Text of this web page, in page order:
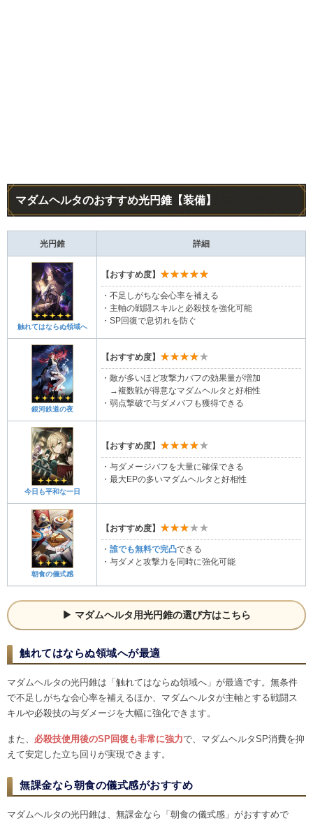
マダムヘルタのおすすめ光円錐【装備】
光円錐 詳細
触れてはならぬ領域へ
【おすすめ度】 ★★★★★
・不足しがちな会心率を補える
・主軸の戦闘スキルと必殺技を強化可能
・SP回復で息切れを防ぐ
銀河鉄道の夜
【おすすめ度】 ★★★★★
・敵が多いほど攻撃力バフの効果量が増加
→複数戦が得意なマダムヘルタと好相性
・弱点撃破で与ダメバフも獲得できる
今日も平和な一日
【おすすめ度】 ★★★★★
・与ダメージバフを大量に確保できる
・最大EPの多いマダムヘルタと好相性
朝食の儀式感
【おすすめ度】 ★★★★★
・ 誰でも無料で完凸できる
・与ダメと攻撃力を同時に強化可能
マダムヘルタ用光円錐の選び方はこちら
触れてはならぬ領域へが最適
マダムヘルタの光円錐は「触れてはならぬ領域へ」が最適です。無条件
で不足しがちな会心率を補えるほか、マダムヘルタが主軸とする戦闘ス
キルや必殺技の与ダメージを大幅に強化できます。
また、 必殺技使用後のSP回復も非常に強力で、マダムヘルタSP消費を抑
えて安定した立ち回りが実現できます。
無課金なら朝食の儀式感がおすすめ
マダムヘルタの光円錐は、無課金なら「朝食の儀式感」がおすすめで